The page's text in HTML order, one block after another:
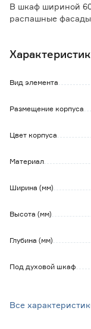
В шкаф шириной
распашные
приобретаются
Товар
Вид элемента
Размещение корпуса
Цвет корпуса
Материал
Ширина (мм)
Высота (мм)
Глубина (мм)
Под духовой шкаф
Все